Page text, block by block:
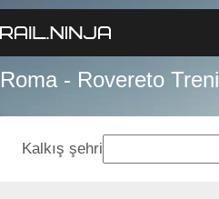
Roma - Rovereto Treni
Kalkış şehri